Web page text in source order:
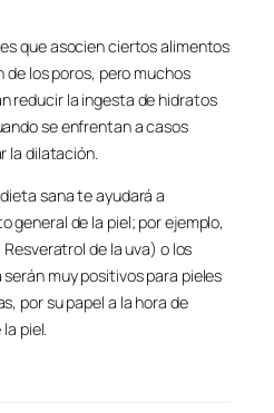
que asocien ciertos alimentos
los poros, pero muchos
reducir la ingesta de hidratos
se enfrentan a casos
la dilatación.
sana te ayudará a
general de la piel; por ejemplo,
de la uva) o los
muy positivos para pieles
por su papel a la hora de
piel.